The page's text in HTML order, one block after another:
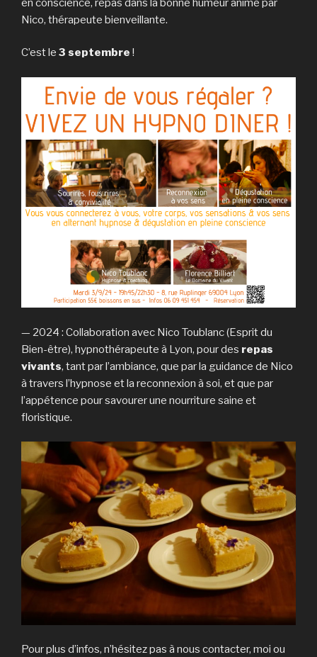
en conscience, repas dans la bonne humeur animé par
Nico, thérapeute bienveillante.
C’est le 3 septembre !
— 2024 : Collaboration avec Nico Toublanc (Esprit du
Bien-être), hypnothérapeute à Lyon, pour des repas
vivants, tant par l’ambiance, que par la guidance de Nico
à travers l’hypnose et la reconnexion à soi, et que par
l’appétence pour savourer une nourriture saine et
floristique.
Pour plus d’infos, n’hésitez pas à nous contacter, moi ou